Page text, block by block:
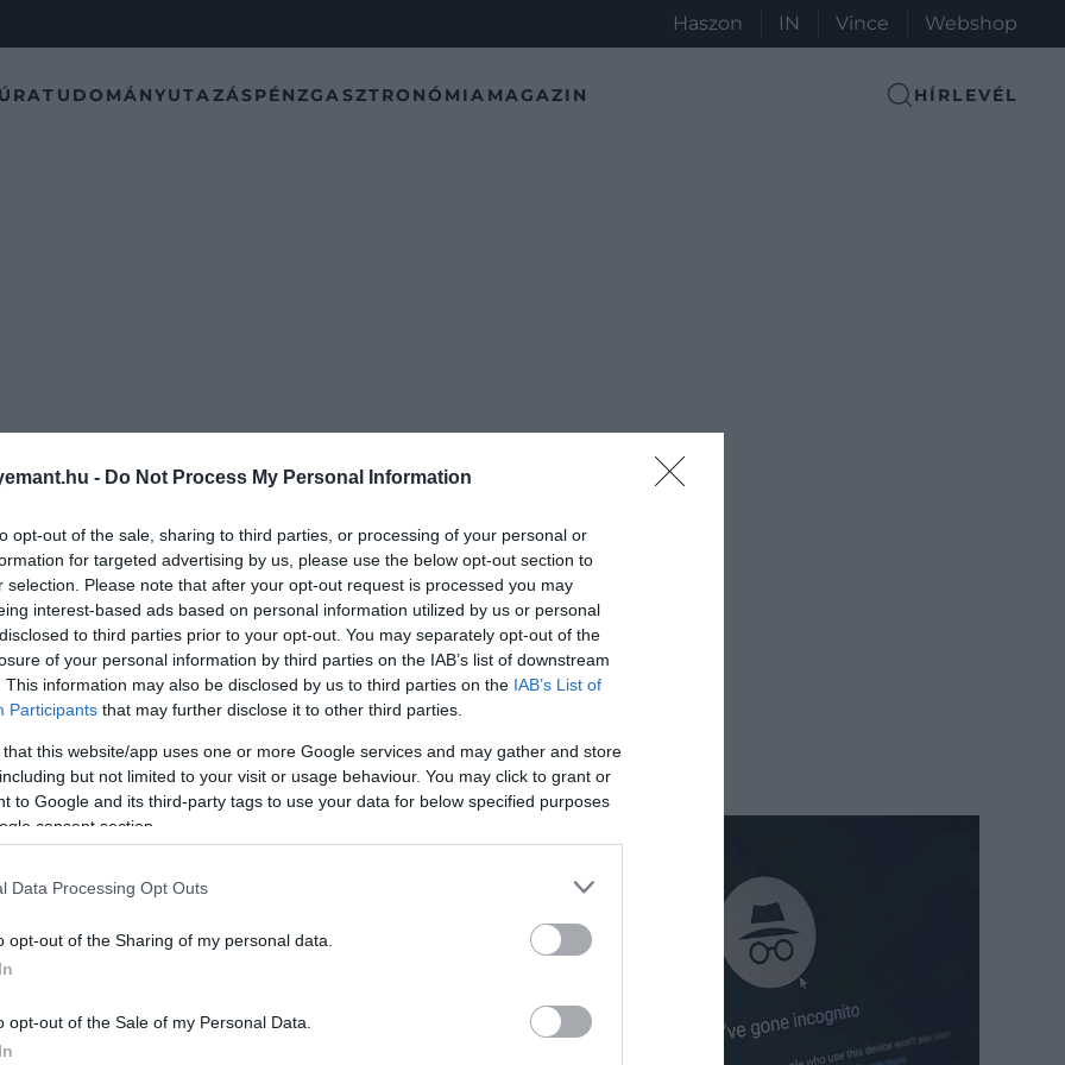
- Do Not Process My Personal Information
opt-out of the sale, sharing to third parties, or processing of your personal or
for targeted advertising by us, please use the below opt-out section to
selection. Please note that after your opt-out request is processed you may
interest-based ads based on personal information utilized by us or personal
to third parties prior to your opt-out. You may separately opt-out of the
of your personal information by third parties on the IAB’s list of downstream
This information may also be disclosed by us to third parties on the IAB’s List of
Participants that may further disclose it to other third parties.
that this website/app uses one or more Google services and may gather and store
but not limited to your visit or usage behaviour. You may click to grant or
to Google and its third-party tags to use your data for below specified purposes
consent section.
Data Processing Opt Outs
opt-out of the Sharing of my personal data.
opt-out of the Sale of my Personal Data.
Haszon IN Vince Webshop
TUDOMÁNYUTAZÁSPÉNZGASZTRONÓMIA MAGAZIN HÍRLEVÉL
Rohamosan fejlesztik a
legnépszerűbb webes